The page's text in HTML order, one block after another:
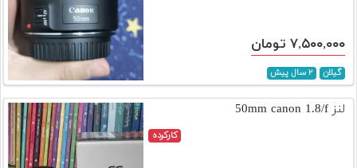
۷,۵۰۰,۰۰۰ تومان
گیلان ۲ سال پیش
لنز 50mm canon 1.8/f
کارکرده